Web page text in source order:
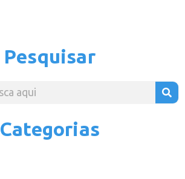
Pesquisar
Categorias